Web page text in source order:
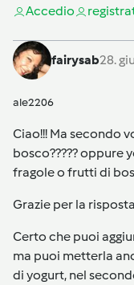
Accedio
fairysab28.
ale2206
Ciao!!! Ma secondo
bosco????? oppure
fragole o frutti di
Grazie per la risposta
Certo che puoi
ma puoi metterla
di yogurt, nel